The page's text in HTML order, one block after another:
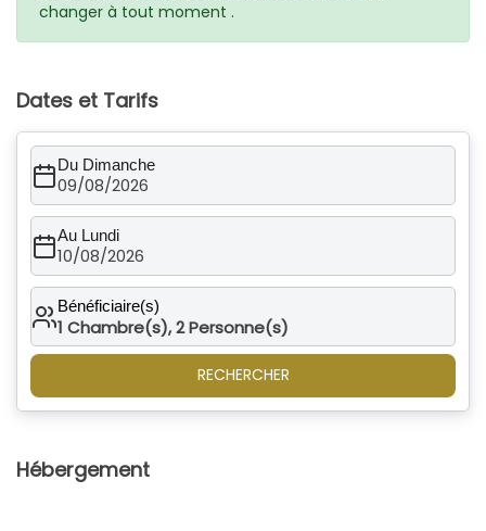
changer à tout moment .
Dates et Tarifs
Du Dimanche
09/08/2026
Au Lundi
10/08/2026
Bénéficiaire(s)
1 Chambre(s),2Personne(s)
RECHERCHER
Hébergement